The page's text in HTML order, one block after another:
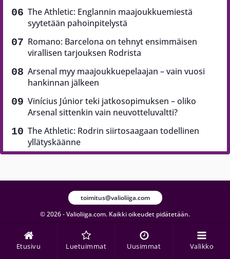
Etusivu Luetuimmat Uusimmat Valikko
The Athletic: Englannin maajoukkuemiestä
syytetään pahoinpitelystä
Romano: Barcelona on tehnyt ensimmäisen
virallisen tarjouksen Rodrista
Arsenal myy maajoukkuepelaajan – vain vuosi
hankinnan jälkeen
Vinícius Júnior teki jatkosopimuksen – oliko
Arsenal sittenkin vain neuvotteluvaltti?
The Athletic: Rodrin siirtosaagaan todellinen
yllätyskäänne
© 2026 - Valioliiga.com. Kaikki oikeudet pidätetään.
toimitus@valioliiga.com